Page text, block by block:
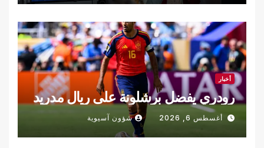
أخبار
رودري يفضل برشلونة على ريال مدريد
أغسطس 6, 2026 شؤون آسيوية